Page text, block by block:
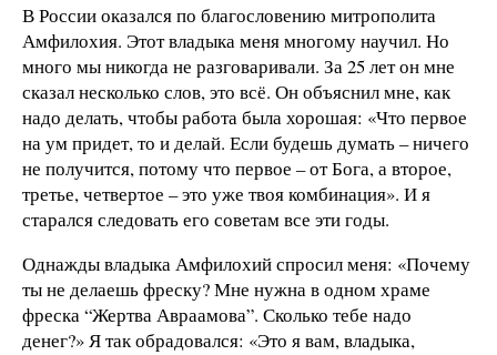
В России оказался по благословению митрополита
Амфилохия. Этот владыка меня многому научил. Но
много мы никогда не разговаривали. За 25 лет он мне
сказал несколько слов, это всё. Он объяснил мне, как
надо делать, чтобы работа была хорошая: «Что первое
на ум придет, то и делай. Если будешь думать – ничего
не получится, потому что первое – от Бога, а второе,
третье, четвертое – это уже твоя комбинация». И я
старался следовать его советам все эти годы.
Однажды владыка Амфилохий спросил меня: «Почему
ты не делаешь фреску? Мне нужна в одном храме
фреска “Жертва Авраамова”. Сколько тебе надо
денег?» Я так обрадовался: «Это я вам, владыка,